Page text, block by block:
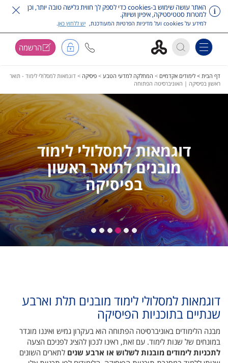
האתר עושה שימוש ב-cookies כדי לספק לך חווית גלישה טובה יותר, וכן
למטרות סטטיסטיקה, איפיון ושיווק.
למידע על cookies ועל מדיניות הפרטיות המעודכנת, יש ללחוץ כאן.
Toggle navigation הרשמה
דף הבית > לימודים אקדמיים > המחלקה למדעי הטבע > פיסיקה > דוגמאות למסלולי לימוד - תואר
ראשון בפיסיקה | האוניברסיטה הפתוחה
דוגמאות למסלולי לימוד
מובנים לתואר ראשון
בפיסיקה
דוגמאות למסלולי לימוד מובנים תלת וארבע
שנתיים בתוכניות הפיסיקה
מבנה הלימודים באוניברסיטה הפתוחה הוא בעקרון גמיש ואיננו מוגדר
במונחים של שנות לימוד. עם זאת, ראינו לנכון להציג לפניכם הצעה
לתכניות לימודים מובנות לשלוש או ארבע שנים לתארים השונים